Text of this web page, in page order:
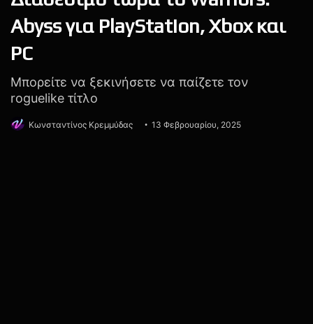
MindsEye State of Play